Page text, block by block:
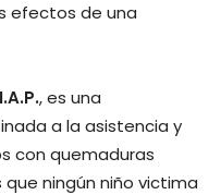
efectos de una
, es una
a la asistencia y
con quemaduras
que ningún niño victima